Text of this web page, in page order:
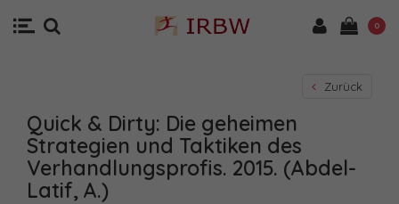
0
Zurück
Quick & Dirty: Die geheimen
Strategien und Taktiken des
Verhandlungsprofis. 2015. (Abdel-
Latif, A.)